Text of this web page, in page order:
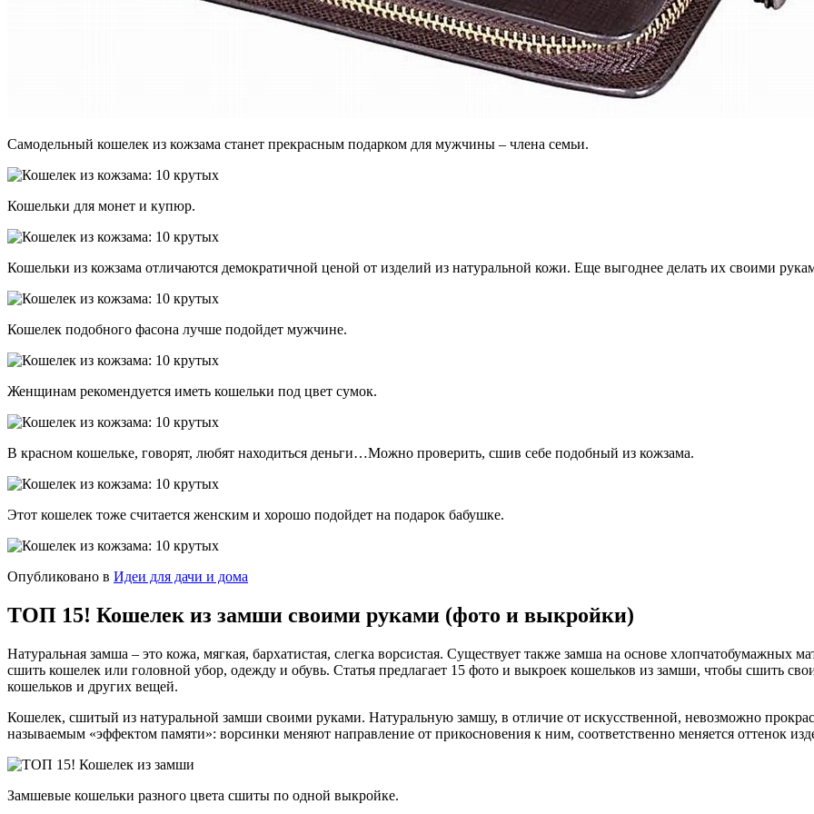
Самодельный кошелек из кожзама станет прекрасным подарком для мужчины – члена семьи.
Кошельки для монет и купюр.
Кошельки из кожзама отличаются демократичной ценой от изделий из натуральной кожи. Еще выгоднее делать их своими
Кошелек подобного фасона лучше подойдет мужчине.
Женщинам рекомендуется иметь кошельки под цвет сумок.
В красном кошельке, говорят, любят находиться деньги…Можно проверить, сшив себе подобный из кожзама.
Этот кошелек тоже считается женским и хорошо подойдет на подарок бабушке.
Опубликовано в Идеи для дачи и дома
ТОП 15! Кошелек из замши своими руками (фото и выкройки)
Натуральная замша – это кожа, мягкая, бархатистая, слегка ворсистая. Существует также замша на основе хлопчатобумажных
сшить кошелек или головной убор, одежду и обувь. Статья предлагает 15 фото и выкроек кошельков из замши, чтобы сшить
кошельков и других вещей.
Кошелек, сшитый из натуральной замши своими руками. Натуральную замшу, в отличие от искусственной, невозможно
называемым «эффектом памяти»: ворсинки меняют направление от прикосновения к ним, соответственно меняется оттенок
Замшевые кошельки разного цвета сшиты по одной выкройке.